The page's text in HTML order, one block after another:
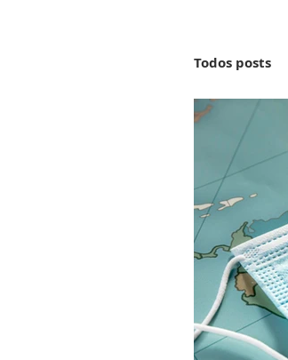
Todos posts